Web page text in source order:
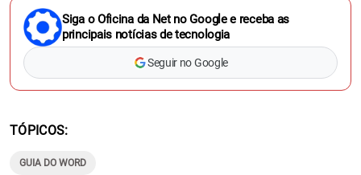
Siga o Oficina da Net no Google e receba as
principais notícias de tecnologia
Seguir no Google
TÓPICOS
GUIA DO WORD